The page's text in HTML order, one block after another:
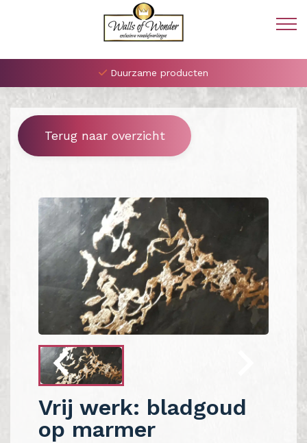
Duurzame producten
Terug naar overzicht
Vrij werk: bladgoud
op marmer